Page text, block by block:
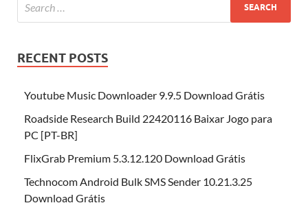
RECENT POSTS
Youtube Music Downloader 9.9.5 Download Grátis
Roadside Research Build 22420116 Baixar Jogo para
PC [PT-BR]
FlixGrab Premium 5.3.12.120 Download Grátis
Technocom Android Bulk SMS Sender 10.21.3.25
Download Grátis